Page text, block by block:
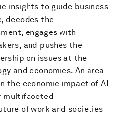
insights to guide business
decodes the
engages with
and pushes the
on issues at the
and economics. An area
the economic impact of AI
multifaceted
of work and societies